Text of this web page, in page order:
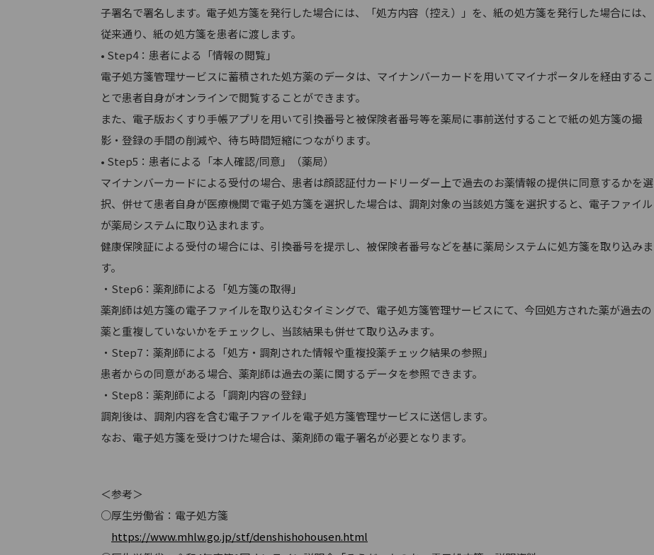
子署名で署名します。電子処方箋を発行した場合には、「処方内容（控え）」を、紙の処方箋を発行した場合には、
従来通り、紙の処方箋を患者に渡します。
• Step4：患者による「情報の閲覧」
電子処方箋管理サービスに蓄積された処方薬のデータは、マイナンバーカードを用いてマイナポータルを経由するこ
とで患者自身がオンラインで閲覧することができます。
また、電子版おくすり手帳アプリを用いて引換番号と被保険者番号等を薬局に事前送付することで紙の処方箋の撮
影・登録の手間の削減や、待ち時間短縮につながります。
• Step5：患者による「本人確認/同意」（薬局）
マイナンバーカードによる受付の場合、患者は顔認証付カードリーダー上で過去のお薬情報の提供に同意するかを選
択、併せて患者自身が医療機関で電子処方箋を選択した場合は、調剤対象の当該処方箋を選択すると、電子ファイル
が薬局システムに取り込まれます。
健康保険証による受付の場合には、引換番号を提示し、被保険者番号などを基に薬局システムに処方箋を取り込みま
す。
・Step6：薬剤師による「処方箋の取得」
薬剤師は処方箋の電子ファイルを取り込むタイミングで、電子処方箋管理サービスにて、今回処方された薬が過去の
薬と重複していないかをチェックし、当該結果も併せて取り込みます。
・Step7：薬剤師による「処方・調剤された情報や重複投薬チェック結果の参照」
患者からの同意がある場合、薬剤師は過去の薬に関するデータを参照できます。
・Step8：薬剤師による「調剤内容の登録」
調剤後は、調剤内容を含む電子ファイルを電子処方箋管理サービスに送信します。
なお、電子処方箋を受けつけた場合は、薬剤師の電子署名が必要となります。
＜参考＞
○厚生労働省：電子処方箋
https://www.mhlw.go.jp/stf/denshishohousen.html